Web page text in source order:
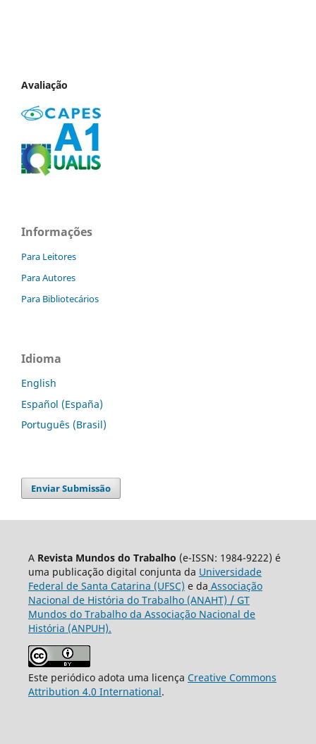
Avaliação
Informações
Para Leitores
Para Autores
Para Bibliotecários
Idioma
English
Español (España)
Português (Brasil)
Enviar Submissão
A Revista Mundos do Trabalho (e-ISSN: 1984-9222) é
uma publicação digital conjunta da Universidade
Federal de Santa Catarina (UFSC) e da Associação
Nacional de História do Trabalho (ANAHT) / GT
Mundos do Trabalho da Associação Nacional de
História (ANPUH).
Este periódico adota uma licença Creative Commons
Attribution 4.0 International.